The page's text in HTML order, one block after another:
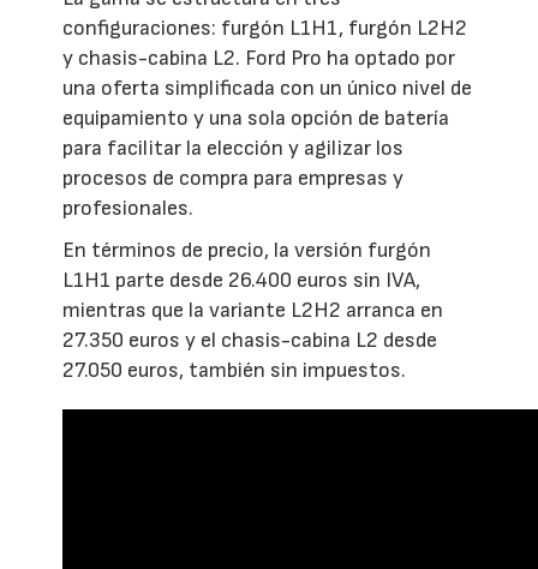
configuraciones: furgón L1H1, furgón L2H2
y chasis-cabina L2. Ford Pro ha optado por
una oferta simplificada con un único nivel de
equipamiento y una sola opción de batería
para facilitar la elección y agilizar los
procesos de compra para empresas y
profesionales.
En términos de precio, la versión furgón
L1H1 parte desde 26.400 euros sin IVA,
mientras que la variante L2H2 arranca en
27.350 euros y el chasis-cabina L2 desde
27.050 euros, también sin impuestos.